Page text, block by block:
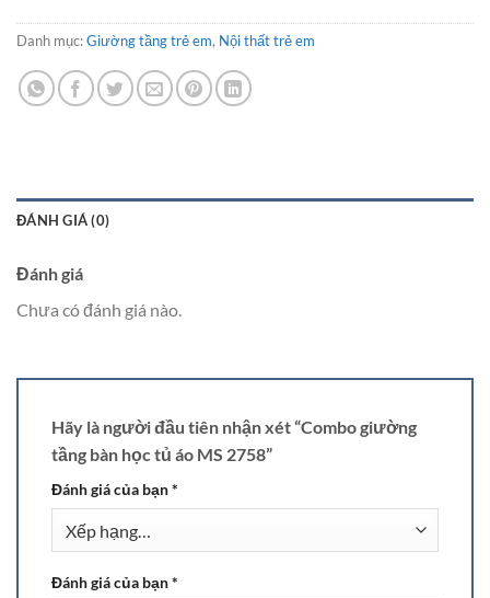
Danh mục:Giường tầng trẻ em, Nội thất trẻ em
ĐÁNH GIÁ (0)
Đánh giá
Chưa có đánh giá nào.
Hãy là người đầu tiên nhận xét “Combo giường
tầng bàn học tủ áo MS 2758”
Đánh giá của bạn*
Đánh giá của bạn*